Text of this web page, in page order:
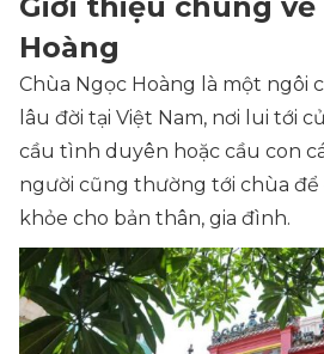
Hoàng
Chùa Ngọc Hoàng là một ngôi
lâu đời tại Việt Nam, nơi lui tới
cầu tình duyên hoặc cầu con
người cũng thường tới chùa để
khỏe cho bản thân, gia đình.